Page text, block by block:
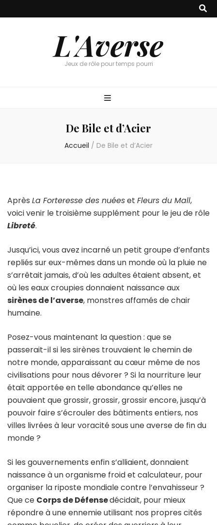
L'Averse
Jeux de rôle pour temps pourri
De Bile et d’Acier
Accueil / De Bile et d’Acier
Après La Forteresse des nuéeset Fleurs du Mall,
voici venir le troisième supplément pour le jeu de rôle
Libreté.
Jusqu’ici, vous avez incarné un petit groupe d’enfants
repliés sur eux-mêmes dans un monde où la pluie ne
s’arrêtait jamais, d’où les adultes étaient absent, et
où les eaux croupies donnaient naissance aux
sirènes de l’averse, monstres affamés de chair
humaine.
Posez-vous maintenant la question : que se
passerait-il si les sirènes trouvaient le chemin de
notre monde, apparaissant au cœur même de nos
civilisations pour nous dévorer ? Si la nourriture leur
était apportée en telle abondance qu’elles ne
pouvaient que grossir, grossir, grossir encore, jusqu’à
pouvoir faire s’écrouler des bâtiments entiers, nos
villes livrées à leur voracité sous une averse de fin du
monde ?
Si les gouvernements enfin s’alliaient, donnaient
naissance à un organisme froid et calculateur, pour
organiser la riposte mondiale contre l’envahisseur ?
Que ce Corps de Défensedécidait, pour mieux
répondre à une ennemie utilisant nos propres cités